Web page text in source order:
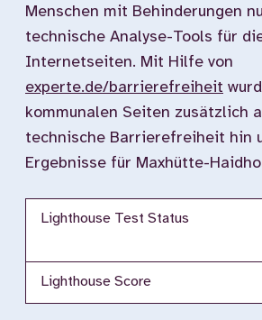
Menschen mit Behinderungen
technische Analyse-Tools für
Internetseiten. Mit Hilfe von
experte.de/barrierefreiheit
kommunalen Seiten zusätzlich
technische Barrierefreiheit hin
Ergebnisse für Maxhütte-
Lighthouse Test Status
Lighthouse Score